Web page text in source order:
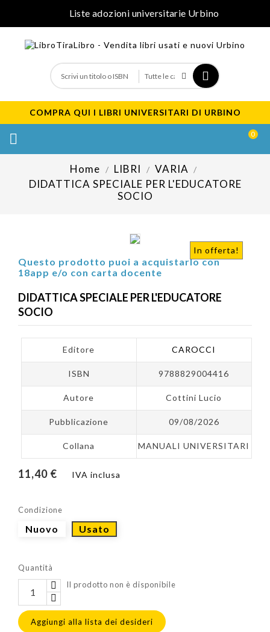
Liste adozioni universitarie Urbino
COMPRA QUI I LIBRI UNIVERSITARI DI URBINO
 0
Home LIBRI
VARIA
DIDATTICA SPECIALE PER L'EDUCATORE
SOCIO
In offerta!
Questo prodotto puoi a acquistarlo con
18app e/o con carta docente
DIDATTICA SPECIALE PER L'EDUCATORE
SOCIO
Editore CAROCCI
ISBN 9788829004416
Autore Cottini Lucio
Pubblicazione 09/08/2026
Collana MANUALI UNIVERSITARI
11,40 € IVA inclusa
Condizione
Nuovo Usato
Quantità
Il prodotto non è disponibile
Aggiungi alla lista dei desideri